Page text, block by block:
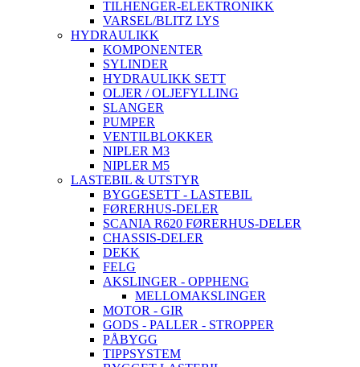
TILHENGER-ELEKTRONIKK
VARSEL/BLITZ LYS
HYDRAULIKK
KOMPONENTER
SYLINDER
HYDRAULIKK SETT
OLJER / OLJEFYLLING
SLANGER
PUMPER
VENTILBLOKKER
NIPLER M3
NIPLER M5
LASTEBIL & UTSTYR
BYGGESETT - LASTEBIL
FØRERHUS-DELER
SCANIA R620 FØRERHUS-DELER
CHASSIS-DELER
DEKK
FELG
AKSLINGER - OPPHENG
MELLOMAKSLINGER
MOTOR - GIR
GODS - PALLER - STROPPER
PÅBYGG
TIPPSYSTEM